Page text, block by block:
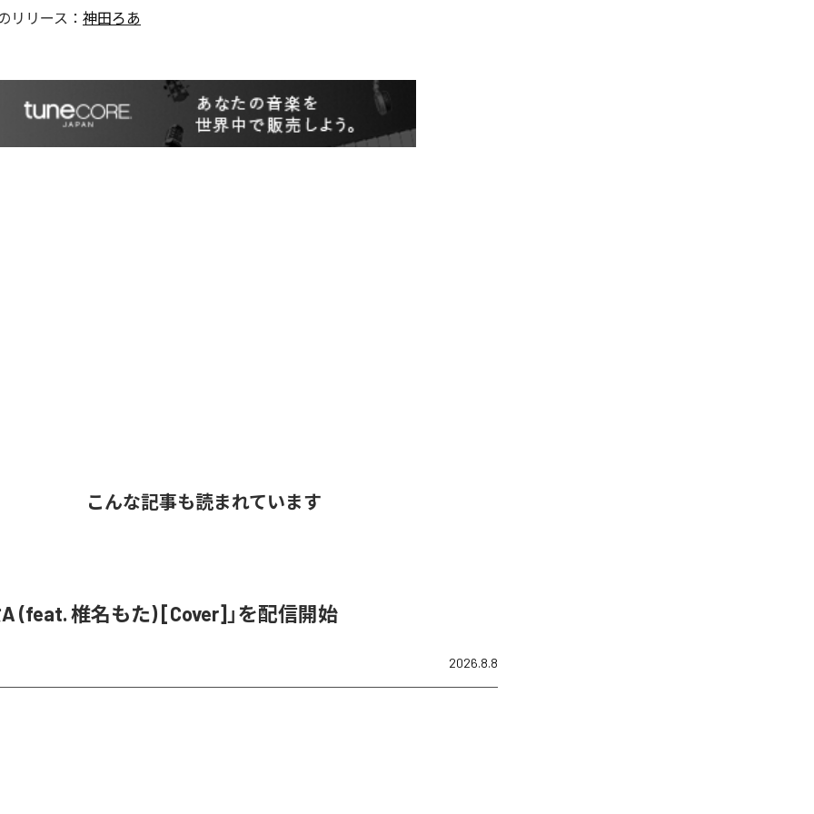
リリース： 神田ろあ
こんな記事も読まれています
A (feat. 椎名もた) [Cover]」を配信開始
2026.8.8